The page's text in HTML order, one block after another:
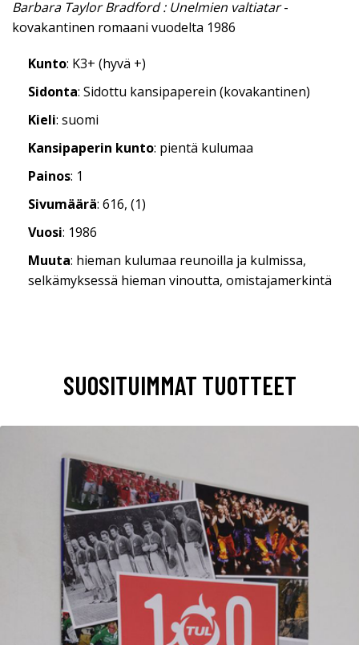
Barbara Taylor Bradford : Unelmien valtiatar-
kovakantinen romaani vuodelta 1986
Kunto: K3+ (hyvä +)
Sidonta: Sidottu kansipaperein (kovakantinen)
Kieli: suomi
Kansipaperin kunto: pientä kulumaa
Painos: 1
Sivumäärä: 616, (1)
Vuosi: 1986
Muuta: hieman kulumaa reunoilla ja kulmissa,
selkämyksessä hieman vinoutta, omistajamerkintä
SUOSITUIMMAT TUOTTEET